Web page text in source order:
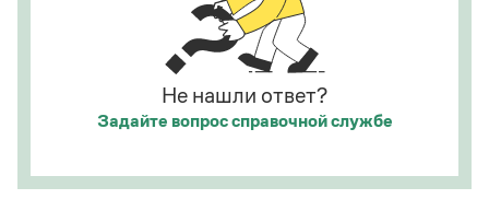
Не нашли ответ?
Задайте вопроссправочной службе